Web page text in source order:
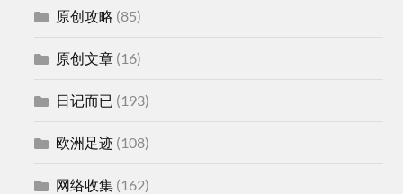
原创攻略 (85)
原创文章 (16)
日记而已 (193)
欧洲足迹 (108)
网络收集 (162)